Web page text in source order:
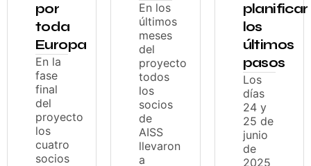
por
toda
Europa
En la
fase
final
del
proyecto
los
cuatro
socios
En los
últimos
meses
del
proyecto
todos
los
socios
de
AISS
llevaron
a
planificar
los
últimos
pasos
Los
días
24 y
25 de
junio
de
2025